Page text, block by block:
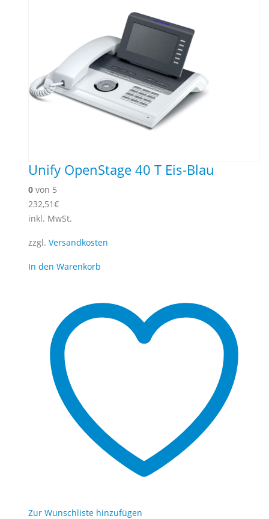
Unify OpenStage 40 T Eis-Blau
0 von 5
232,51€
inkl. MwSt.
zzgl. Versandkosten
In den Warenkorb
Zur Wunschliste hinzufügen